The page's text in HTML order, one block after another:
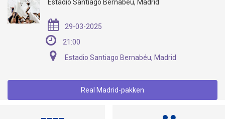
Estadio Santiago Bernabéu, Madrid
29-03-2025
21:00
Estadio Santiago Bernabéu, Madrid
Real Madrid-pakken